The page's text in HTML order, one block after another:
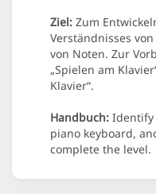
Ziel: Zum
Verständnisses
von Noten. Zur
„Spielen am
Klavier“.
Handbuch: Identify
piano keyboard,
complete the level.